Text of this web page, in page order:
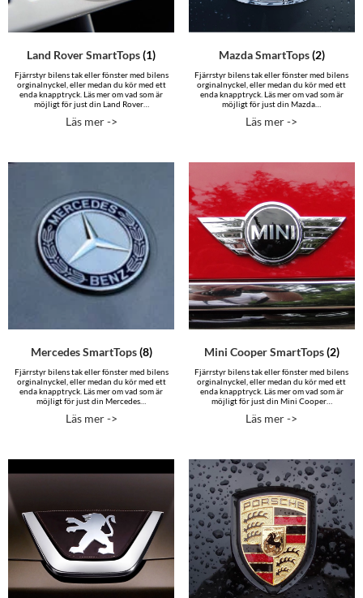
Land Rover SmartTops(1)
Fjärrstyr bilens tak eller fönster med bilens
orginalnyckel, eller medan du kör med ett
enda knapptryck. Läs mer om vad som är
möjligt för just din Land Rover…
Läs mer ->
Mazda SmartTops(2)
Fjärrstyr bilens tak eller fönster med bilens
orginalnyckel, eller medan du kör med ett
enda knapptryck. Läs mer om vad som är
möjligt för just din Mazda…
Läs mer ->
Mercedes SmartTops(8)
Fjärrstyr bilens tak eller fönster med bilens
orginalnyckel, eller medan du kör med ett
enda knapptryck. Läs mer om vad som är
möjligt för just din Mercedes…
Läs mer ->
Mini Cooper SmartTops(2)
Fjärrstyr bilens tak eller fönster med bilens
orginalnyckel, eller medan du kör med ett
enda knapptryck. Läs mer om vad som är
möjligt för just din Mini Cooper…
Läs mer ->